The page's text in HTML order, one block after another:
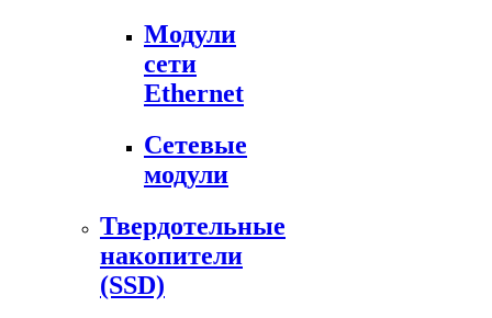
Модули
сети
Ethernet
Сетевые
модули
Твердотельные
накопители
(SSD)